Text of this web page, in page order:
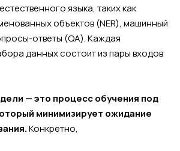
языка, таких как
объектов (NER), машинный
ответы (QA). Каждая
данных состоит из пары входов
— это процесс обучения под
минимизирует ожидание
Конкретно,